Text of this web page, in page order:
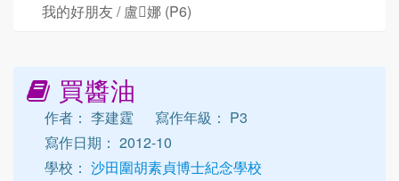
我的好朋友 / 盧娜 (P6)
買醬油
作者： 李建霆
寫作年級： P3
寫作日期： 2012-10
學校： 沙田圍胡素貞博士紀念學校